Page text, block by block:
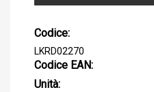
Codice:
LKRD02270
Codice EAN:
Unità: